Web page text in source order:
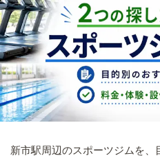
新市駅周辺のスポーツジムを